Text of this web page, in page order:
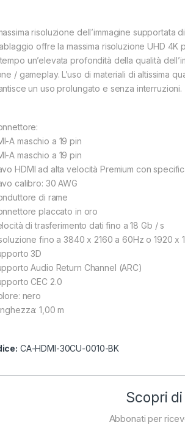
risoluzione dell’immagine
offre la massima risoluzione UHD
un’elevata profondità della qualità
/ gameplay. L’uso di materiali di altissima
un uso prolungato e senza interruzioni.
A maschio a 19 pin
A maschio a 19 pin
HDMI ad alta velocità Premium con
calibro: 30 AWG
di rame
placcato in oro
di trasferimento dati fino a 18 Gb / s
fino a 3840 x 2160 a 60Hz o 1920 x
3D
Audio Return Channel (ARC)
CEC 2.0
nero
1,00 m
CA-HDMI-30CU-0010-BK
Scopri
Abbonati per